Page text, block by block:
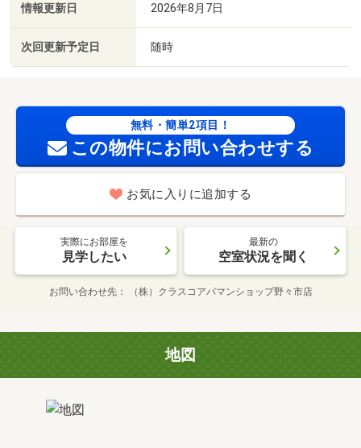
情報更新日 2026年8月7日
次回更新予定日 随時
無料・簡単2項目！
この物件にお問い合わせする
お気に入りに追加する
実際にお部屋を
見学したい
最新の
空室状況を聞く
お問い合わせ先 （株）クラスコアパマンショップ野々市店
地図